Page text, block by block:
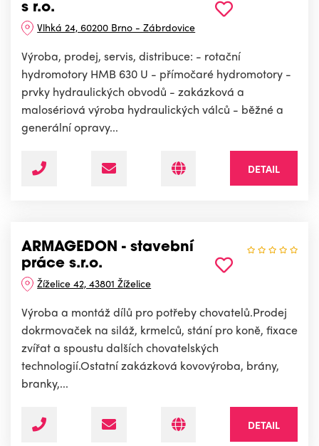
s r.o.
Vlhká 24, 60200 Brno - Zábrdovice
Výroba, prodej, servis, distribuce: - rotační
hydromotory HMB 630 U - přímočaré hydromotory -
prvky hydraulických obvodů - zakázková a
malosériová výroba hydraulických válců - běžné a
generální opravy...
DETAIL
ARMAGEDON - stavební
práce s.r.o.
Žíželice 42, 43801 Žíželice
Výroba a montáž dílů pro potřeby chovatelů.Prodej
dokrmovaček na siláž, krmelců, stání pro koně, fixace
zvířat a spoustu dalších chovatelských
technologií.Ostatní zakázková kovovýroba, brány,
branky,...
DETAIL